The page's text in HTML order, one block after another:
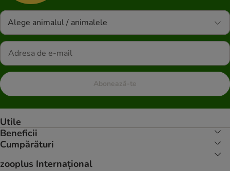
Alege animalul / animalele
Abonează-te
Utile
Beneficii
Cumpărături
zooplus Internațional